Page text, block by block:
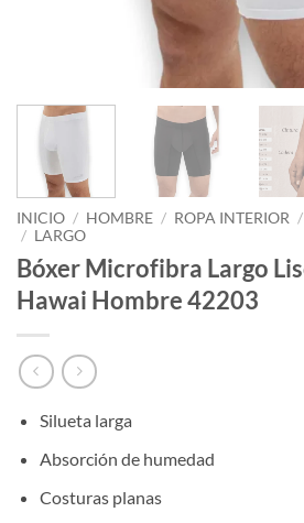
INICIO / HOMBRE / ROPA INTERIOR /
/ LARGO
Bóxer Microfibra Largo
Hawai Hombre 42203
Silueta larga
Absorción de humedad
Costuras planas